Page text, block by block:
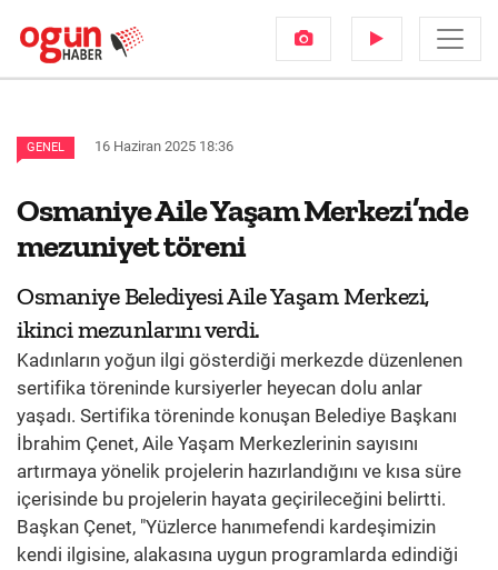
GENEL 16 Haziran 2025 18:36
Osmaniye Aile Yaşam Merkezi’nde
mezuniyet töreni
Osmaniye Belediyesi Aile Yaşam Merkezi,
ikinci mezunlarını verdi.
Kadınların yoğun ilgi gösterdiği merkezde düzenlenen
sertifika töreninde kursiyerler heyecan dolu anlar
yaşadı. Sertifika töreninde konuşan Belediye Başkanı
İbrahim Çenet, Aile Yaşam Merkezlerinin sayısını
artırmaya yönelik projelerin hazırlandığını ve kısa süre
içerisinde bu projelerin hayata geçirileceğini belirtti.
Başkan Çenet, "Yüzlerce hanımefendi kardeşimizin
kendi ilgisine, alakasına uygun programlarda edindiği